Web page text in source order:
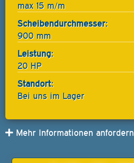
max 15 m/m
Scheibendurchmesser:
900 mm
Leistung:
20 HP
Standort:
Bei uns im Lager
Mehr Informationen anfordern